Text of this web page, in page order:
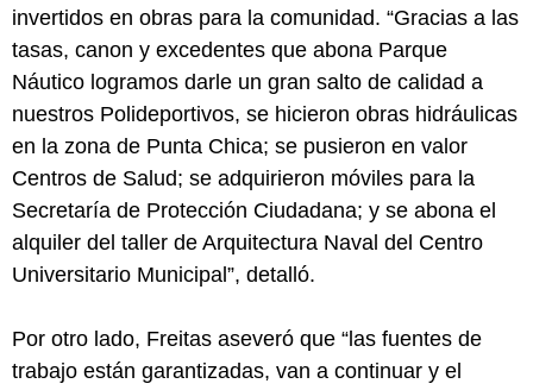
invertidos en obras para la comunidad. “Gracias a las
tasas, canon y excedentes que abona Parque
Náutico logramos darle un gran salto de calidad a
nuestros Polideportivos, se hicieron obras hidráulicas
en la zona de Punta Chica; se pusieron en valor
Centros de Salud; se adquirieron móviles para la
Secretaría de Protección Ciudadana; y se abona el
alquiler del taller de Arquitectura Naval del Centro
Universitario Municipal”, detalló.
Por otro lado, Freitas aseveró que “las fuentes de
trabajo están garantizadas, van a continuar y el